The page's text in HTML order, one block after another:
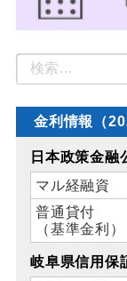
金利情報（
日本政策金融
マル経融資
普通貸付
（基準金利）
岐阜県信用保